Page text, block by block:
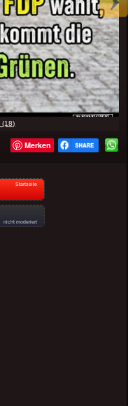
(18)
Merken
Startseite
nicht moderiert